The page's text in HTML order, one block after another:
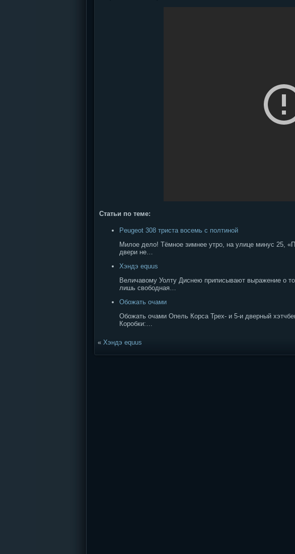
Статьи по теме:
Peugeot 308 триста восемь с полтиной
Милое дело! Тёмное зимнее утро, на улице минус 25,
двери не…
Хэндэ equus
Величавому Уолту Диснею приписывают выражение о
лишь свободная…
Обожать очами
Обожать очами Опель Корса Трех- и 5-и дверный
Коробки:…
« Хэндэ equus